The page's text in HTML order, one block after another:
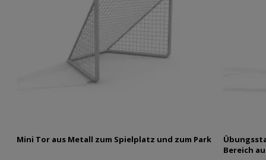
Mini Tor aus Metall zum Spielplatz und zum Park
Bereich